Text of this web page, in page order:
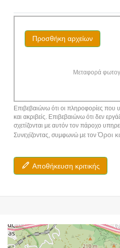
Προσθήκη αρχείων
Μεταφορά
Επιβεβαιώνω ότι οι πληροφορίες που
και ακριβείς. Επιβεβαιώνω ότι δεν
σχετίζονται με αυτόν τον πάροχο
Συνεχίζοντας, συμφωνώ με τονΌροι
Αποθήκευση κριτικής